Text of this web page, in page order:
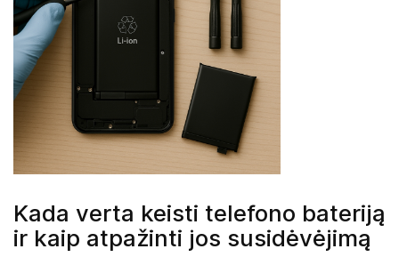
Kada verta keisti telefono bateriją
ir kaip atpažinti jos susidėvėjimą